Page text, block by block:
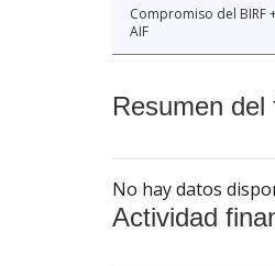
Compromiso del BIRF
AIF
Resumen
No hay datos
Actividad